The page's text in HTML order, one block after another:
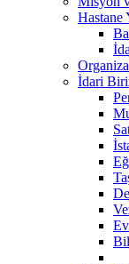
Hastane
İdari